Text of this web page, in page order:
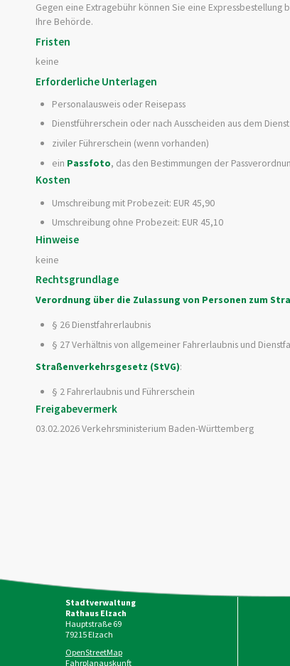
Gegen eine Extragebühr können Sie eine Expressbestellung
Ihre Behörde.
Fristen
keine
Erforderliche Unterlagen
Personalausweis oder Reisepass
Dienstführerschein oder nach Ausscheiden aus dem
ziviler Führerschein (wenn vorhanden)
ein Passfoto, das den Bestimmungen der
Kosten
Umschreibung mit Probezeit: EUR 45,90
Umschreibung ohne Probezeit: EUR 45,10
Hinweise
keine
Rechtsgrundlage
Verordnung über die Zulassung von Personen zum
§ 26 Dienstfahrerlaubnis
§ 27 Verhältnis von allgemeiner Fahrerlaubnis und
Straßenverkehrsgesetz (StVG):
§ 2 Fahrerlaubnis und Führerschein
Freigabevermerk
03.02.2026Verkehrsministerium Baden-Württemberg
Stadtverwaltung
Rathaus Elzach
Hauptstraße 69
79215Elzach
OpenStreetMap
Fahrplanauskunft